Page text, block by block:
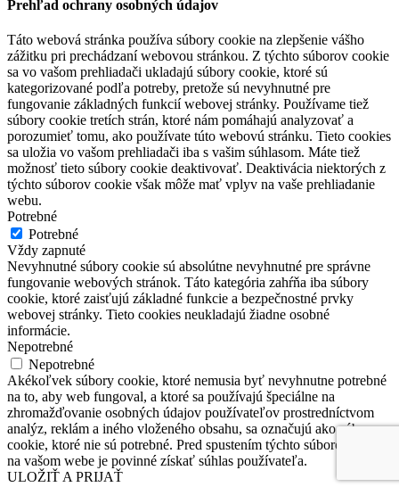
Prehľad ochrany osobných údajov
Táto webová stránka používa súbory cookie na zlepšenie vášho
zážitku pri prechádzaní webovou stránkou. Z týchto súborov cookie
sa vo vašom prehliadači ukladajú súbory cookie, ktoré sú
kategorizované podľa potreby, pretože sú nevyhnutné pre
fungovanie základných funkcií webovej stránky. Používame tiež
súbory cookie tretích strán, ktoré nám pomáhajú analyzovať a
porozumieť tomu, ako používate túto webovú stránku. Tieto cookies
sa uložia vo vašom prehliadači iba s vašim súhlasom. Máte tiež
možnosť tieto súbory cookie deaktivovať. Deaktivácia niektorých z
týchto súborov cookie však môže mať vplyv na vaše prehliadanie
webu.
Potrebné
Potrebné
Vždy zapnuté
Nevyhnutné súbory cookie sú absolútne nevyhnutné pre správne
fungovanie webových stránok. Táto kategória zahŕňa iba súbory
cookie, ktoré zaisťujú základné funkcie a bezpečnostné prvky
webovej stránky. Tieto cookies neukladajú žiadne osobné
informácie.
Nepotrebné
Nepotrebné
Akékoľvek súbory cookie, ktoré nemusia byť nevyhnutne potrebné
na to, aby web fungoval, a ktoré sa používajú špeciálne na
zhromažďovanie osobných údajov používateľov prostredníctvom
analýz, reklám a iného vloženého obsahu, sa označujú ako súbory
cookie, ktoré nie sú potrebné. Pred spustením týchto súborov cookie
na vašom webe je povinné získať súhlas používateľa.
ULOŽIŤ A PRIJAŤ